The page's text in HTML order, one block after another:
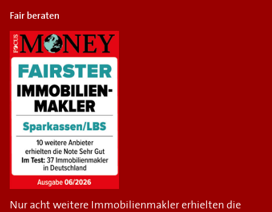
Fair beraten
Nur acht weitere Immobilienmakler erhielten die